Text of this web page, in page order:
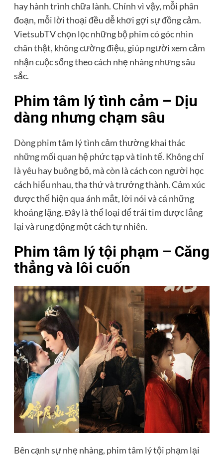
hay hành trình chữa lành. Chính vì vậy, mỗi phân
đoạn, mỗi lời thoại đều dễ khơi gợi sự đồng cảm.
VietsubTV chọn lọc những bộ phim có góc nhìn
chân thật, không cường điệu, giúp người xem cảm
nhận cuộc sống theo cách nhẹ nhàng nhưng sâu
sắc.
Phim tâm lý tình cảm – Dịu
dàng nhưng chạm sâu
Dòng phim tâm lý tình cảm thường khai thác
những mối quan hệ phức tạp và tinh tế. Không chỉ
là yêu hay buông bỏ, mà còn là cách con người học
cách hiểu nhau, tha thứ và trưởng thành. Cảm xúc
được thể hiện qua ánh mắt, lời nói và cả những
khoảng lặng. Đây là thể loại để trái tim được lắng
lại và rung động một cách tự nhiên.
Phim tâm lý tội phạm – Căng
thẳng và lôi cuốn
Bên cạnh sự nhẹ nhàng, phim tâm lý tội phạm lại